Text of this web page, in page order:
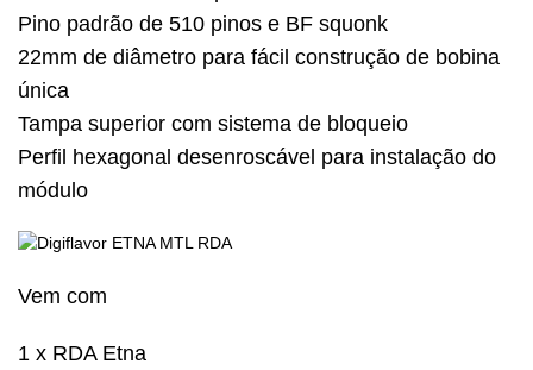
Pino padrão de 510 pinos e BF squonk
22mm de diâmetro para fácil construção de bobina
única
Tampa superior com sistema de bloqueio
Perfil hexagonal desenroscável para instalação do
módulo
Vem com
1 x RDA Etna